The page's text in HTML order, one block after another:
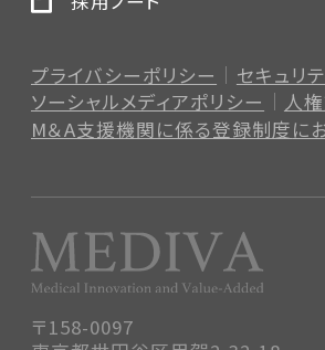
〒158-0097
プライバシーポリシー
セキュリ
ソーシャルメディアポリシー
人
M＆A支援機関に係る登録制度に